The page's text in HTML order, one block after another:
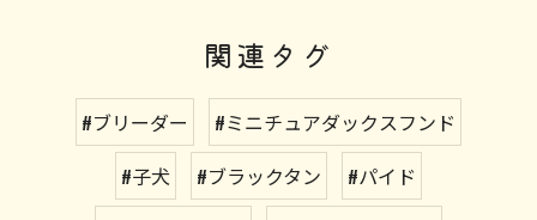
関連タグ
#ブリーダー
#ミニチュアダックスフンド
#子犬
#ブラックタン
#パイド